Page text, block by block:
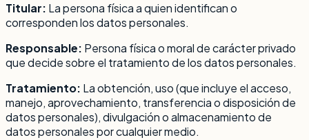
Titular: La persona física a quien identifican o
corresponden los datos personales.
Responsable: Persona física o moral de carácter privado
que decide sobre el tratamiento de los datos personales.
Tratamiento: La obtención, uso (que incluye el acceso,
manejo, aprovechamiento, transferencia o disposición de
datos personales), divulgación o almacenamiento de
datos personales por cualquier medio.